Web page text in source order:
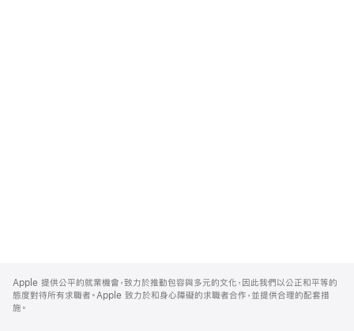
Footer
Apple 提供公平的就業機會，致力於推動包容與多元的文化，因此我們以公正和平等的
態度對待所有求職者。Apple 致力於和身心障礙的求職者合作，並提供合理的配套措
施。